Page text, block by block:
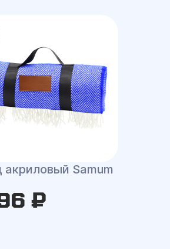
акриловый Samum
₽